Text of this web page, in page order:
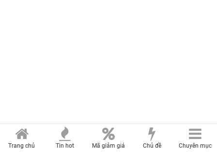
Trang chủ Tin hot Mã giảm giá Chủ đề Chuyên mục